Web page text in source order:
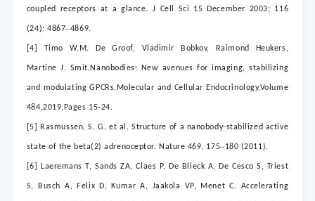
coupled receptors at a glance. J Cell Sci 15 December 2003; 116
(24): 4867–4869.
[4] Timo W.M. De Groof, Vladimir Bobkov, Raimond Heukers,
Martine J. Smit,Nanobodies: New avenues for imaging, stabilizing
and modulating GPCRs,Molecular and Cellular Endocrinology,Volume
484,2019,Pages 15-24.
[5] Rasmussen, S. G. et al. Structure of a nanobody-stabilized active
state of the beta(2) adrenoceptor. Nature 469, 175–180 (2011).
[6] Laeremans T, Sands ZA, Claes P, De Blieck A, De Cesco S, Triest
S, Busch A, Felix D, Kumar A, Jaakola VP, Menet C. Accelerating